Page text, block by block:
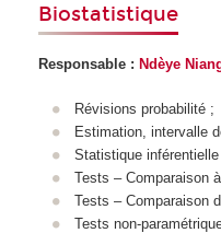
Biostatistique
Responsable : Ndèye
Révisions probabilité ;
Estimation, intervalle
Statistique
Tests – Comparaison
Tests – Comparaison
Tests non-